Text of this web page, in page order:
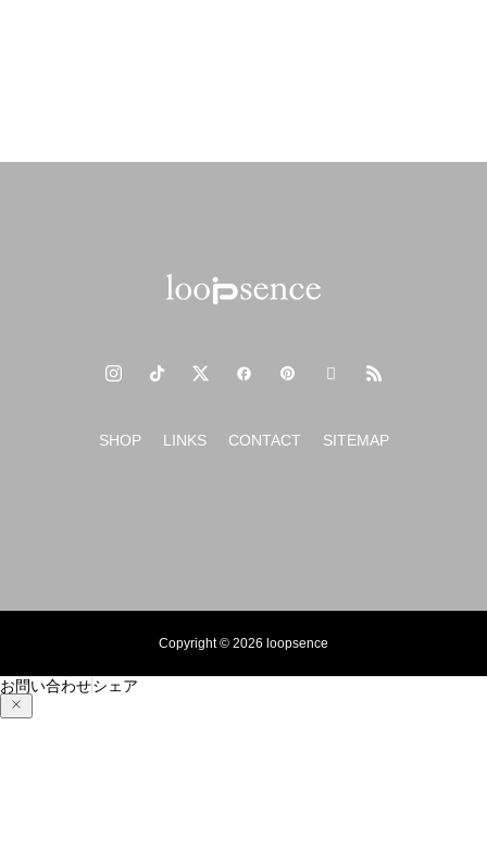
SHOP LINKS CONTACT SITEMAP
Copyright © 2026 loopsence
お問い合わせシェア